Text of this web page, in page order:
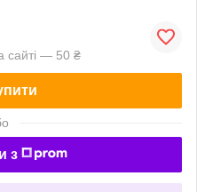
сайті — 50 ₴
з